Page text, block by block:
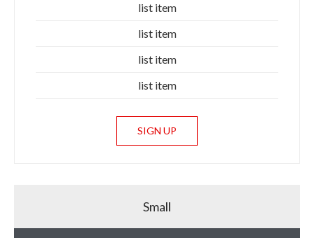
list item
list item
list item
list item
SIGN UP
Small